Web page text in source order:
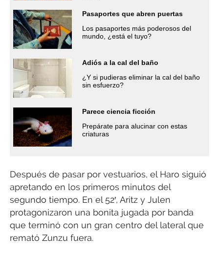
Pasaportes que abren puertas
Los pasaportes más poderosos del
mundo, ¿está el tuyo?
Adiós a la cal del baño
¿Y si pudieras eliminar la cal del baño
sin esfuerzo?
Parece ciencia ficción
Prepárate para alucinar con estas
criaturas
Después de pasar por vestuarios, el Haro siguió
apretando en los primeros minutos del
segundo tiempo. En el 52′, Aritz y Julen
protagonizaron una bonita jugada por banda
que terminó con un gran centro del lateral que
remató Zunzu fuera.